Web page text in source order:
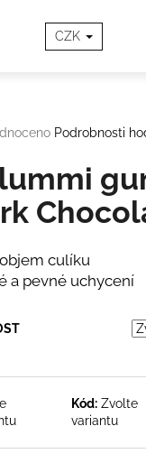
PÉČE O
CZK
Podrobnosti
culíku
a pevné uchycení
Kód: Zvolte
variantu